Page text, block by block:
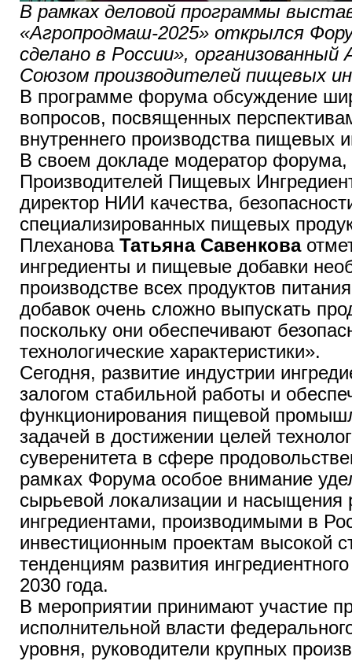
В рамках деловой программы
«Агропродмаш-2025» открылся
сделано в России»,
Союзом производителей пищевых
В программе форума обсуждение
вопросов, посвященных
внутреннего производства пищевых
В своем докладе модератор форума,
Производителей Пищевых
директор НИИ качества,
специализированных пищевых
Плеханова Татьяна Савенкова
ингредиенты и пищевые добавки
производстве всех продуктов
добавок очень сложно выпускать
поскольку они обеспечивают
технологические характеристики».
Сегодня, развитие индустрии
залогом стабильной работы и
функционирования пищевой
задачей в достижении целей
суверенитета в сфере
рамках Форума особое внимание
сырьевой локализации и насыщения
ингредиентами, производимыми в
инвестиционным проектам высокой
тенденциям развития
2030 года.
В мероприятии принимают участие
исполнительной власти
уровня, руководители крупных